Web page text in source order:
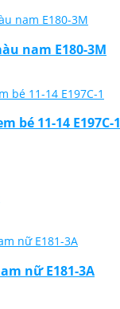
nam E180-3M
bé 11-14 E197C-1
nữ E181-3A